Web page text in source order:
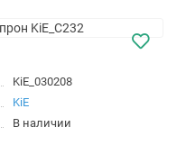
KiE_030208
KiE
В наличии